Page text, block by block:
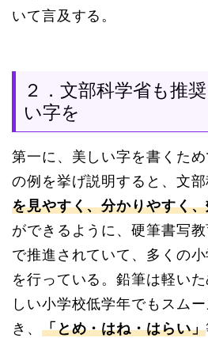
いて言及する。
２．文部科学省も推
い字を
第一に、美しい字を書くた
の例を挙げ説明すると、文部
を見やすく、分かりやすく
ができるように、硬筆書写
で推進されていて、多くの
を行っている。鉛筆は軽い
しい小学校低学年でもスム
き、 「とめ・はね・はらい」